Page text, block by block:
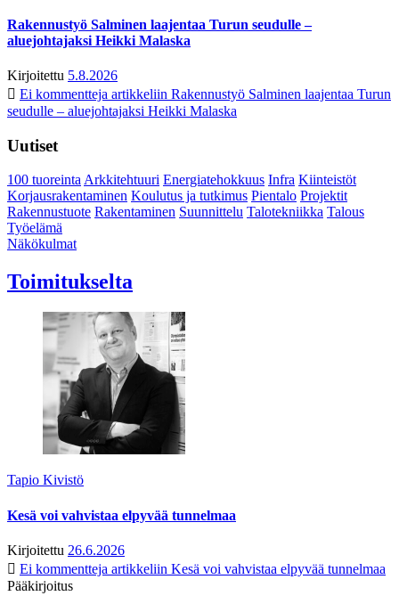
Rakennustyö Salminen laajentaa Turun seudulle –
aluejohtajaksi Heikki Malaska
Kirjoitettu 5.8.2026
Ei kommentteja artikkeliin Rakennustyö Salminen laajentaa Turun
seudulle – aluejohtajaksi Heikki Malaska
Uutiset
100 tuoreintaArkkitehtuuri Energiatehokkuus Infra Kiinteistöt
Korjausrakentaminen Koulutus ja tutkimus Pientalo Projektit
Rakennustuote Rakentaminen Suunnittelu Talotekniikka Talous
Työelämä
Näkökulmat
Toimitukselta
Tapio Kivistö
Kesä voi vahvistaa elpyvää tunnelmaa
Kirjoitettu 26.6.2026
Ei kommentteja artikkeliin Kesä voi vahvistaa elpyvää tunnelmaa
Pääkirjoitus